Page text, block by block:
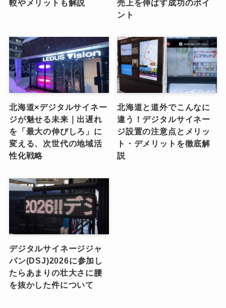
較やメリットも解説
売上を伸ばす成功のポイ
ント
北海道×デジタルサイネー
ジが魅せる未来｜出遅れ
を「最大の伸びしろ」に
変える、次世代の地域活
性化戦略
北海道と道外でこんなに
違う！デジタルサイネー
ジ設置の注意点とメリッ
ト・デメリットを徹底解
説
デジタルサイネージジャ
パン(DSJ)2026に参加し
たらあまりの壮大さに腰
を抜かした件について